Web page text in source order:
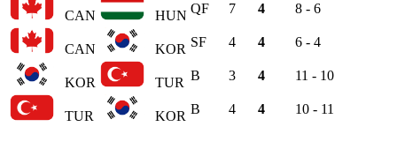
CAN HUN QF 7 4 8 - 6
CAN KOR SF 4 4 6 - 4
KOR TUR B 3 4 11 - 10
TUR KOR B 4 4 10 - 11